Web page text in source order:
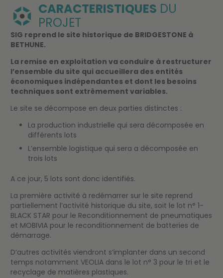
CARACTERISTIQUES DU
PROJET
SIG reprend le site historique de BRIDGESTONE à
BETHUNE.
La remise en exploitation va conduire à restructurer
l’ensemble du site qui accueillera des entités
économiques indépendantes et dont les besoins
techniques sont extrêmement variables.
Le site se décompose en deux parties distinctes :
La production industrielle qui sera décomposée en
différents lots
L’ensemble logistique qui sera a décomposée en
trois lots
A ce jour, 5 lots sont donc identifiés.
La première activité à redémarrer sur le site reprend
partiellement l’activité historique du site, soit le lot n° 1-
BLACK STAR pour le Reconditionnement de pneumatiques
et MOBIVIA pour le reconditionnement de batteries de
démarrage.
D’autres activités viendront s’implanter dans un second
temps notamment VEOLIA dans le lot n° 3 pour le tri et le
recyclage de matières plastiques.